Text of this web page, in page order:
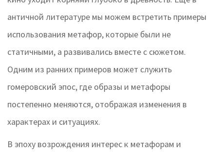
античной литературе мы можем встретить примеры
использования метафор, которые были не
статичными, а развивались вместе с сюжетом.
Одним из ранних примеров может служить
гомеровский эпос, где образы и метафоры
постепенно меняются, отображая изменения в
характерах и ситуациях.
В эпоху возрождения интерес к метафорам и